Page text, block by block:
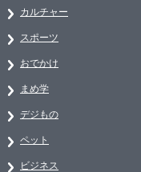
カルチャー
スポーツ
おでかけ
まめ学
デジもの
ペット
ビジネス